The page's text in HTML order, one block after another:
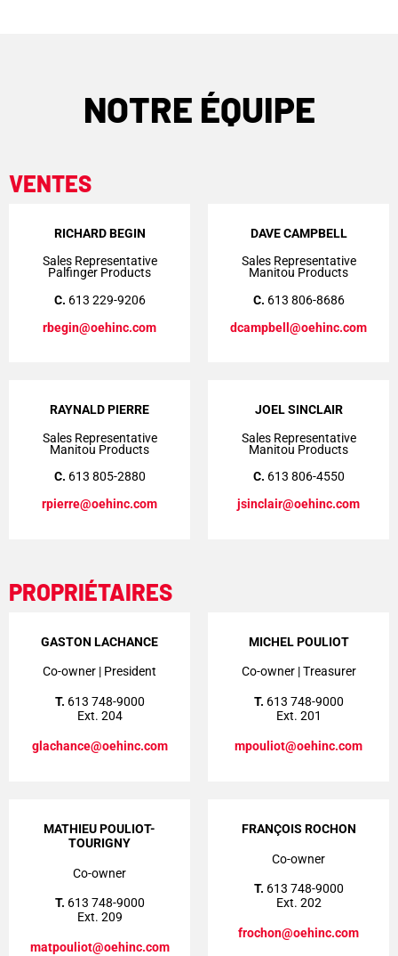
NOTRE ÉQUIPE
VENTES
RICHARD BEGIN
Sales Representative
Palfinger Products
C. 613 229-9206
rbegin@oehinc.com
DAVE CAMPBELL
Sales Representative
Manitou Products
C. 613 806-8686
dcampbell@oehinc.com
RAYNALD PIERRE
Sales Representative
Manitou Products
C. 613 805-2880
rpierre@oehinc.com
JOEL SINCLAIR
Sales Representative
Manitou Products
C. 613 806-4550
jsinclair@oehinc.com
PROPRIÉTAIRES
GASTON LACHANCE
Co-owner | President
T. 613 748-9000
Ext. 204
glachance@oehinc.com
MICHEL POULIOT
Co-owner | Treasurer
T. 613 748-9000
Ext. 201
mpouliot@oehinc.com
MATHIEU POULIOT-
TOURIGNY
Co-owner
T. 613 748-9000
Ext. 209
matpouliot@oehinc.com
FRANÇOIS ROCHON
Co-owner
T. 613 748-9000
Ext. 202
frochon@oehinc.com